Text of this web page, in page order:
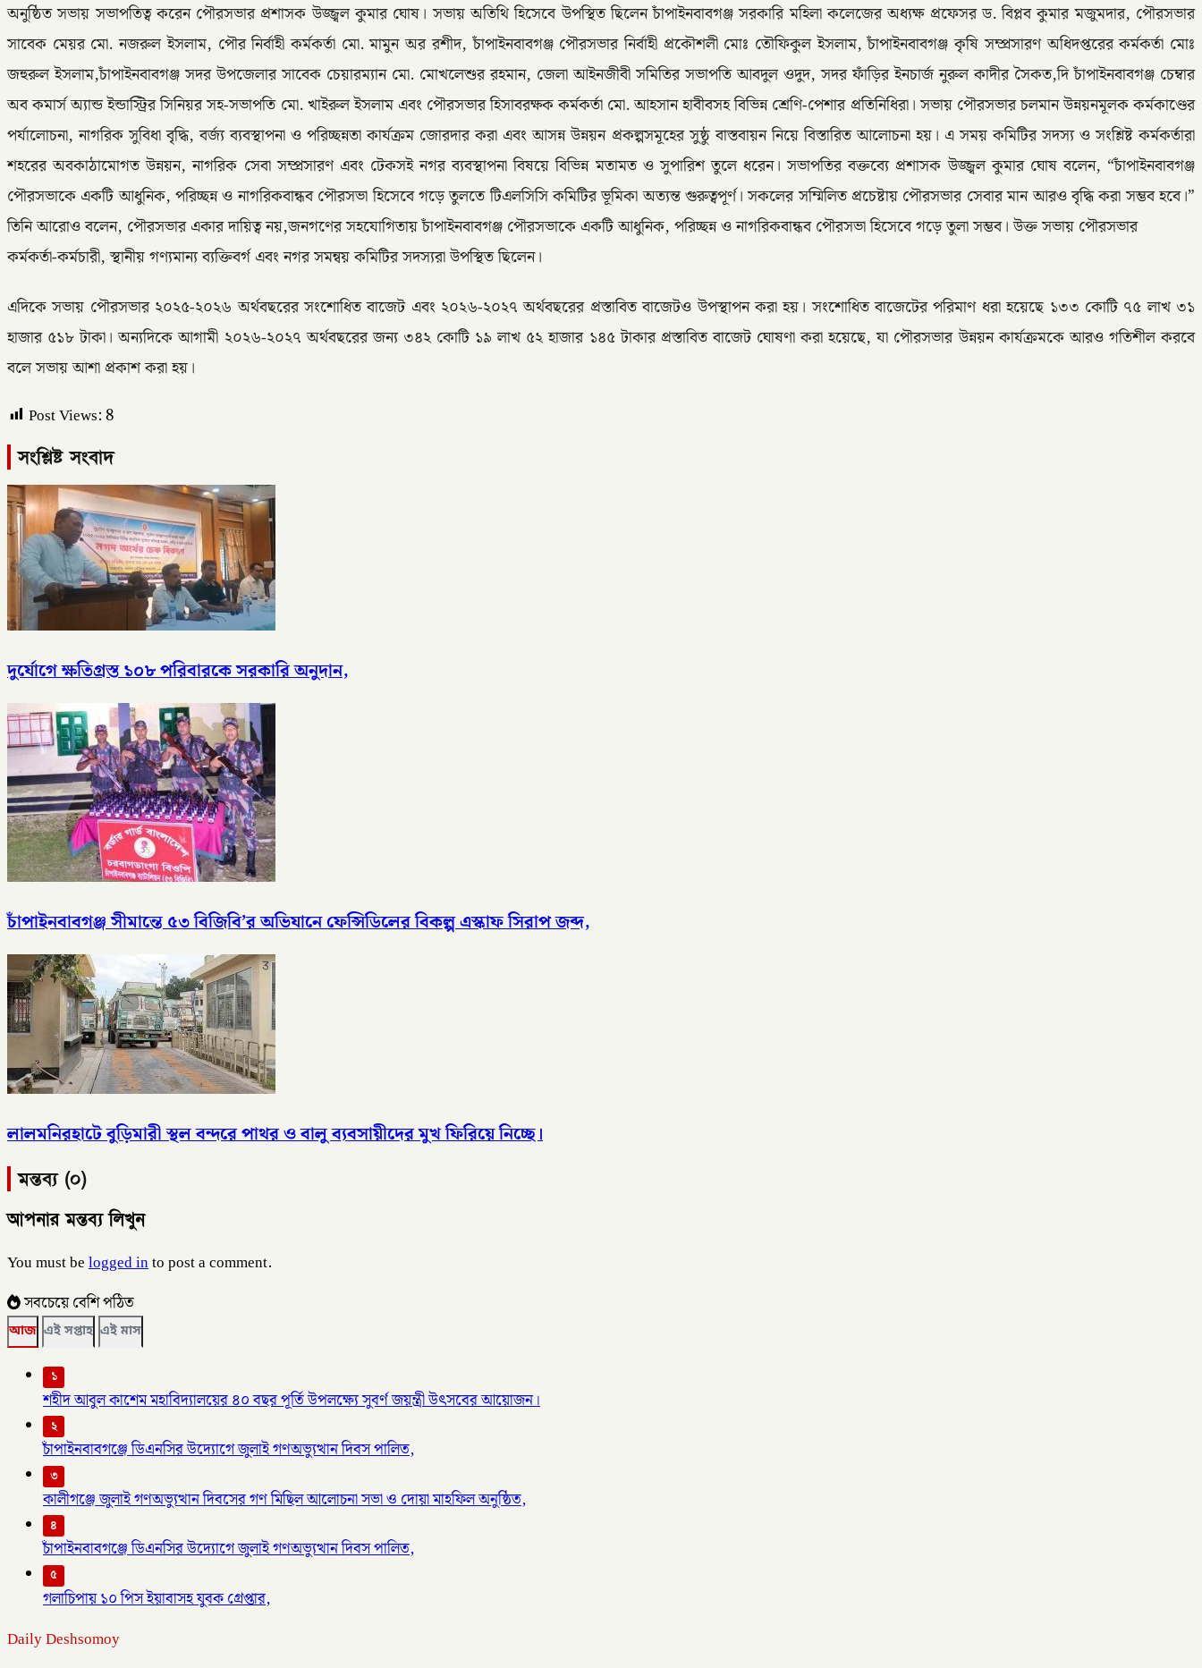
অনুষ্ঠিত সভায় সভাপতিত্ব করেন পৌরসভার প্রশাসক উজ্জ্বল কুমার ঘোষ। সভায় অতিথি হিসেবে উপস্থিত ছিলেন চাঁপাইনবাবগঞ্জ সরকারি মহিলা কলেজের অধ্যক্ষ প্রফেসর ড. বিপ্লব কুমার মজুমদার, পৌরসভার
সাবেক মেয়র মো. নজরুল ইসলাম, পৌর নির্বাহী কর্মকর্তা মো. মামুন অর রশীদ, চাঁপাইনবাবগঞ্জ পৌরসভার নির্বাহী প্রকৌশলী মোঃ তৌফিকুল ইসলাম, চাঁপাইনবাবগঞ্জ কৃষি সম্প্রসারণ অধিদপ্তরের কর্মকর্তা মোঃ
জহুরুল ইসলাম,চাঁপাইনবাবগঞ্জ সদর উপজেলার সাবেক চেয়ারম্যান মো. মোখলেশুর রহমান, জেলা আইনজীবী সমিতির সভাপতি আবদুল ওদুদ, সদর ফাঁড়ির ইনচার্জ নুরুল কাদীর সৈকত,দি চাঁপাইনবাবগঞ্জ চেম্বার
অব কমার্স অ্যান্ড ইন্ডাস্ট্রির সিনিয়র সহ-সভাপতি মো. খাইরুল ইসলাম এবং পৌরসভার হিসাবরক্ষক কর্মকর্তা মো. আহসান হাবীবসহ বিভিন্ন শ্রেণি-পেশার প্রতিনিধিরা। সভায় পৌরসভার চলমান উন্নয়নমূলক কর্মকাণ্ডের
পর্যালোচনা, নাগরিক সুবিধা বৃদ্ধি, বর্জ্য ব্যবস্থাপনা ও পরিচ্ছন্নতা কার্যক্রম জোরদার করা এবং আসন্ন উন্নয়ন প্রকল্পসমূহের সুষ্ঠু বাস্তবায়ন নিয়ে বিস্তারিত আলোচনা হয়। এ সময় কমিটির সদস্য ও সংশ্লিষ্ট কর্মকর্তারা
শহরের অবকাঠামোগত উন্নয়ন, নাগরিক সেবা সম্প্রসারণ এবং টেকসই নগর ব্যবস্থাপনা বিষয়ে বিভিন্ন মতামত ও সুপারিশ তুলে ধরেন। সভাপতির বক্তব্যে প্রশাসক উজ্জ্বল কুমার ঘোষ বলেন, “চাঁপাইনবাবগঞ্জ
পৌরসভাকে একটি আধুনিক, পরিচ্ছন্ন ও নাগরিকবান্ধব পৌরসভা হিসেবে গড়ে তুলতে টিএলসিসি কমিটির ভূমিকা অত্যন্ত গুরুত্বপূর্ণ। সকলের সম্মিলিত প্রচেষ্টায় পৌরসভার সেবার মান আরও বৃদ্ধি করা সম্ভব হবে।”
তিনি আরোও বলেন, পৌরসভার একার দায়িত্ব নয়,জনগণের সহযোগিতায় চাঁপাইনবাবগঞ্জ পৌরসভাকে একটি আধুনিক, পরিচ্ছন্ন ও নাগরিকবান্ধব পৌরসভা হিসেবে গড়ে তুলা সম্ভব। উক্ত সভায় পৌরসভার
কর্মকর্তা-কর্মচারী, স্থানীয় গণ্যমান্য ব্যক্তিবর্গ এবং নগর সমন্বয় কমিটির সদস্যরা উপস্থিত ছিলেন।
এদিকে সভায় পৌরসভার ২০২৫-২০২৬ অর্থবছরের সংশোধিত বাজেট এবং ২০২৬-২০২৭ অর্থবছরের প্রস্তাবিত বাজেটও উপস্থাপন করা হয়। সংশোধিত বাজেটের পরিমাণ ধরা হয়েছে ১৩৩ কোটি ৭৫ লাখ ৩১
হাজার ৫১৮ টাকা। অন্যদিকে আগামী ২০২৬-২০২৭ অর্থবছরের জন্য ৩৪২ কোটি ১৯ লাখ ৫২ হাজার ১৪৫ টাকার প্রস্তাবিত বাজেট ঘোষণা করা হয়েছে, যা পৌরসভার উন্নয়ন কার্যক্রমকে আরও গতিশীল করবে
বলে সভায় আশা প্রকাশ করা হয়।
Post Views:8
সংশ্লিষ্ট সংবাদ
দুর্যোগে ক্ষতিগ্রস্ত ১০৮ পরিবারকে সরকারি অনুদান,
চাঁপাইনবাবগঞ্জ সীমান্তে ৫৩ বিজিবি’র অভিযানে ফেন্সিডিলের বিকল্প এস্কাফ সিরাপ জব্দ,
লালমনিরহাটে বুড়িমারী স্থল বন্দরে পাথর ও বালু ব্যবসায়ীদের মুখ ফিরিয়ে নিচ্ছে।
মন্তব্য (০)
আপনার মন্তব্য লিখুন
You must belogged into post a comment.
সবচেয়ে বেশি পঠিত
আজ এই সপ্তাহ এই মাস
১
শহীদ আবুল কাশেম মহাবিদ্যালয়ের ৪০ বছর পূর্তি উপলক্ষ্যে সুবর্ণ জয়ন্ত্রী উৎসবের আয়োজন।
২
চাঁপাইনবাবগঞ্জে ডিএনসির উদ্যোগে জুলাই গণঅভ্যুত্থান দিবস পালিত,
৩
কালীগঞ্জে জুলাই গণঅভ্যুত্থান দিবসের গণ মিছিল আলোচনা সভা ও দোয়া মাহফিল অনুষ্ঠিত,
৪
চাঁপাইনবাবগঞ্জে ডিএনসির উদ্যোগে জুলাই গণঅভ্যুত্থান দিবস পালিত,
৫
গলাচিপায় ১০ পিস ইয়াবাসহ যুবক গ্রেপ্তার,
Daily Deshsomoy